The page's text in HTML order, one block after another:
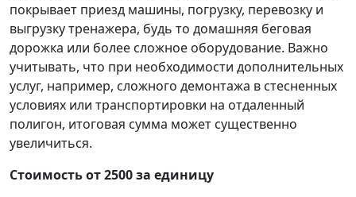
покрывает приезд машины, погрузку, перевозку и
выгрузку тренажера, будь то домашняя беговая
дорожка или более сложное оборудование. Важно
учитывать, что при необходимости дополнительных
услуг, например, сложного демонтажа в стесненных
условиях или транспортировки на отдаленный
полигон, итоговая сумма может существенно
увеличиться.
Стоимость от 2500 за единицу